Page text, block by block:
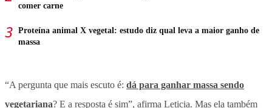
comer carne
Proteína animal X vegetal: estudo diz qual leva a maior ganho de
massa
“A pergunta que mais escuto é: dá para ganhar massa sendo
vegetariana? E a resposta é sim”, afirma Leticia. Mas ela também